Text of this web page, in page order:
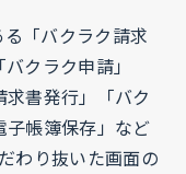
「バクラク請求
クラク申請」
求書発行」「バク
子帳簿保存」など
わり抜いた画面の